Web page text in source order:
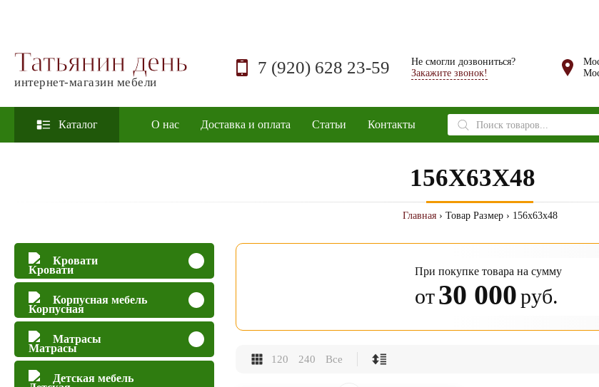
Татьянин день
интернет-магазин мебели
7 (920) 628 23-59
Не смогли дозвониться?
Закажите звонок!
Каталог О нас Доставка и оплата Статьи Контакты
Поиск
товаров
156X63X48
Главная› Товар Размер › 156x63x48
Кровати
Корпусная мебель
Матрасы
Детская мебель
При покупке товара на сумму
от30 000руб.
120 240 Все